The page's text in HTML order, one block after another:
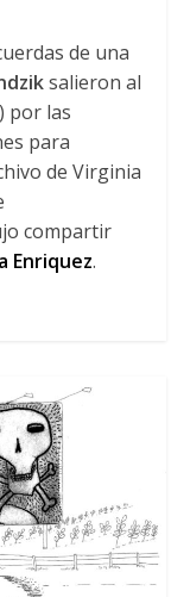
de una
salieron al
por las
para
de Virginia
compartir
Enriquez.